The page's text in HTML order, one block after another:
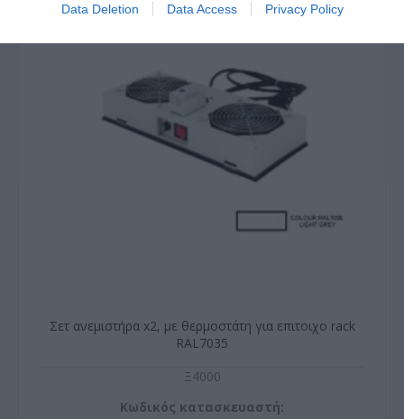
Data Deletion Data Access Privacy Policy
Σετ ανεμιστήρα x2, με θερμοστάτη για επιτοιχο rack
RAL7035
Ξ4000
Κωδικός κατασκευαστή: